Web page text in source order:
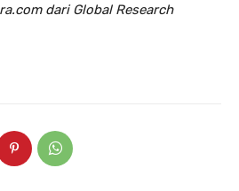
dari Global Research